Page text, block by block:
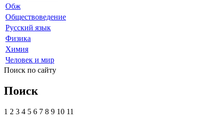
Обж
Обществоведение
Русский язык
Физика
Химия
Человек и мир
Поиск по сайту
Поиск
1 2 3 4 5 6 7 8 9 10 11